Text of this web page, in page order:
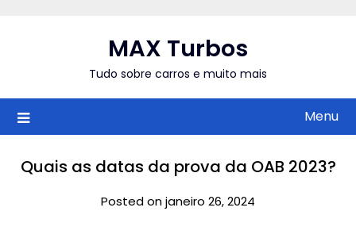
MAX Turbos
Tudo sobre carros e muito mais
Menu
Quais as datas da prova da OAB 2023?
Posted on janeiro 26, 2024